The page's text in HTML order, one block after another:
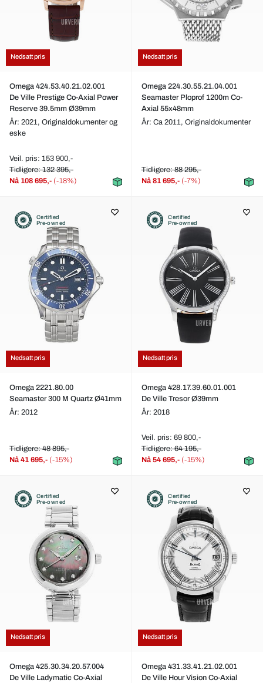
Nedsatt pris
Omega 424.53.40.21.02.001
De Ville Prestige Co-Axial Power
Reserve 39.5mm Ø39mm
År: 2021, Originaldokumenter og
eske
Veil. pris: 153 900,-
Tidligere: 132 395,-
Nå 108 695,- (-18%)
Nedsatt pris
Omega 224.30.55.21.04.001
Seamaster Ploprof 1200m Co-
Axial 55x48mm
År: Ca 2011, Originaldokumenter
Tidligere: 88 295,-
Nå 81 695,- (-7%)
Certified
Pre-owned
Nedsatt pris
Omega 2221.80.00
Seamaster 300 M Quartz Ø41mm
År: 2012
Tidligere: 48 895,-
Nå 41 695,- (-15%)
Certified
Pre-owned
Nedsatt pris
Omega 428.17.39.60.01.001
De Ville Tresor Ø39mm
År: 2018
Veil. pris: 69 800,-
Tidligere: 64 195,-
Nå 54 695,- (-15%)
Certified
Pre-owned
Nedsatt pris
Omega 425.30.34.20.57.004
De Ville Ladymatic Co-Axial
Certified
Pre-owned
Nedsatt pris
Omega 431.33.41.21.02.001
De Ville Hour Vision Co-Axial